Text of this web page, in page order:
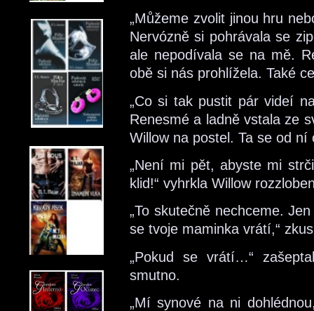
„Můžeme zvolit jinou hru
Nervózně si pohrávala se
ale nepodívala se na mě.
obě si nás prohlížela. Také
„Co si tak pustit pár videí
Renesmé a ladně vstala ze
Willow na postel. Ta se od ní
„Není mi pět, abyste mi
klid!“ vyhrkla Willow
„To skutečně nechceme.
se tvoje maminka vrátí,“
„Pokud se vrátí…“
smutno.
„Mí synové na ni